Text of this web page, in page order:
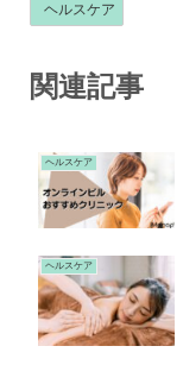
ヘルスケア
関連記事
ヘルスケア
ヘルスケア